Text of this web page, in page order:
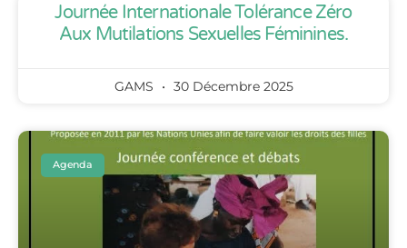
Journée Internationale Tolérance Zéro
Aux Mutilations Sexuelles Féminines.
GAMS 30 Décembre 2025
Agenda